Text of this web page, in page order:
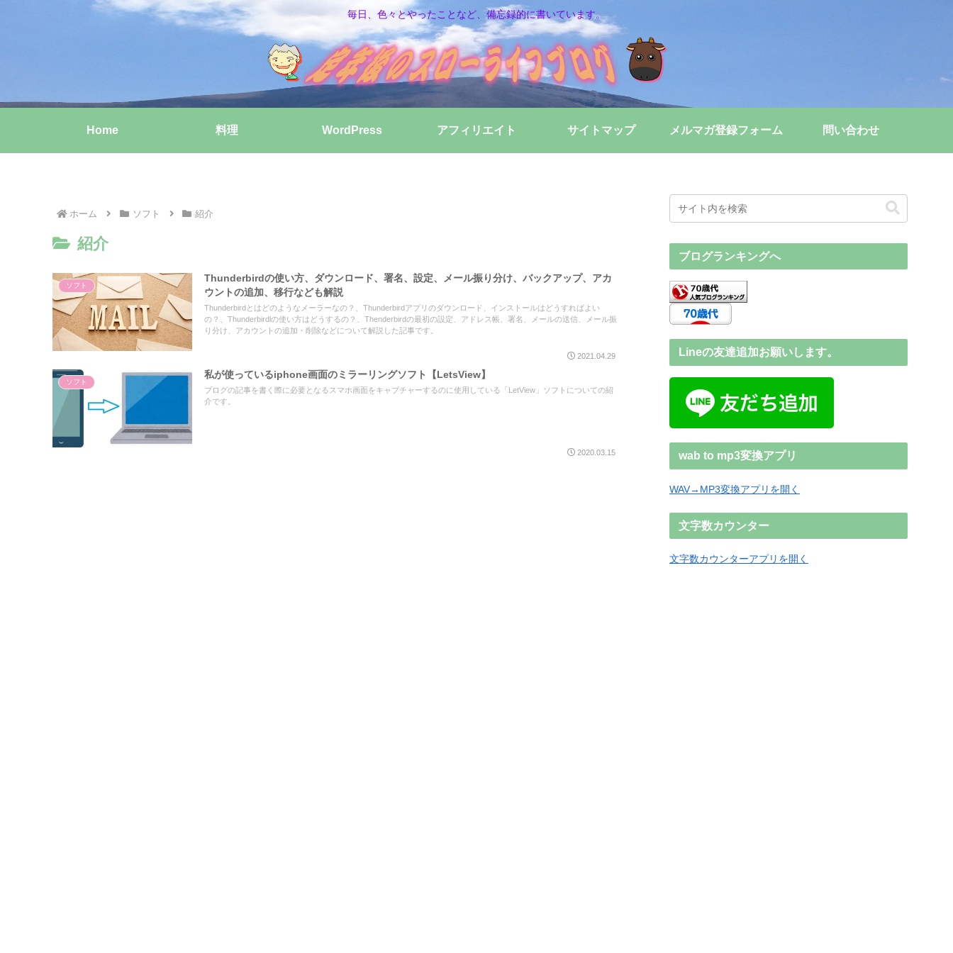
毎日、色々とやったことなど、備忘録的に書いています。
Home 料理 WordPress アフィリエイト サイトマップ メルマガ登録フォーム 問い合わせ
ホーム ソフト 紹介
紹介
ソフト
Thunderbirdの使い方、ダウンロード、署名、設定、メール振り分け、バックアップ、アカ
ウントの追加、移行なども解説
Thunderbirdとはどのようなメーラーなの？、Thunderbirdアプリのダウンロード、インストールはどうすればよい
の？、Thunderbirdlの使い方はどうするの？、Thenderbirdの最初の設定、アドレス帳、署名、メールの送信、メール振
り分け、アカウントの追加・削除などについて解説した記事です。
2021.04.29
ソフト
私が使っているiphone画面のミラーリングソフト【LetsView】
ブログの記事を書く際に必要となるスマホ画面をキャプチャーするのに使用している「LetView」ソフトについての紹
介です。
2020.03.15
ブログランキングへ
Lineの友達追加お願いします。
wab to mp3変換アプリ
WAV→MP3変換アプリを開く
文字数カウンター
文字数カウンターアプリを開く